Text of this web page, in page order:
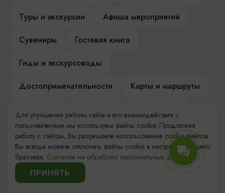
Туры и экскурсии
Афиша мероприятий
Сувениры
Гостевая книга
Гиды и экскурсоводы
Достопримечательности
Карты и маршруты
Компас Балтийской кухни
Настоящий Калининградец
Музеи
Для улучшения работы сайта и его взаимодействия с
пользователями мы используем файлы cookie. Продолжая
работу с сайтом, Вы разрешаете использование cookie-файлов.
Вы всегда можете отключить файлы cookie в настройках Вашего
браузера. Согласие на обработку персональных данных.
ПРИНЯТЬ